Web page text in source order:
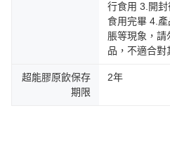
行食用 3.開
食用完畢 4.
脹等現象，
品，不適合對
超能膠原飲保存
期限
2年